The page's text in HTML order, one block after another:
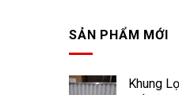
SẢN PHẨM MỚI
Khung